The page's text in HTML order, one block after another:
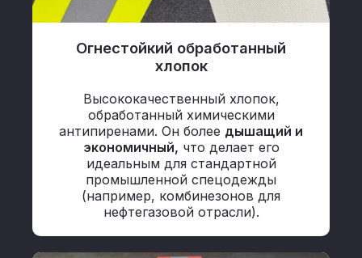
Огнестойкий обработанный
хлопок
Высококачественный хлопок,
обработанный химическими
антипиренами. Он более дышащий и
экономичный, что делает его
идеальным для стандартной
промышленной спецодежды
(например, комбинезонов для
нефтегазовой отрасли).